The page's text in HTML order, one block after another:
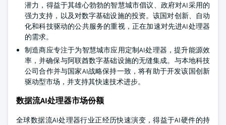
潜力，得益于其雄心勃勃的智慧城市倡议、政府对AI采用的
强力支持，以及对数字基础设施的投资。该国对创新、自动
化和科技驱动的公共服务的重视，正在加速对先进AI处理器
的需求。
制造商应专注于为智慧城市应用定制AI处理器，提升能源效
率，并确保与阿联酋数字基础设施的无缝集成。与本地科技
公司合作并与国家AI战略保持一致，将有助于开发该国创新
驱动型市场，并支持其快速技术进步。
数据流AI处理器市场份额
全球数据流AI处理器行业正经历快速演变，得益于AI硬件的持